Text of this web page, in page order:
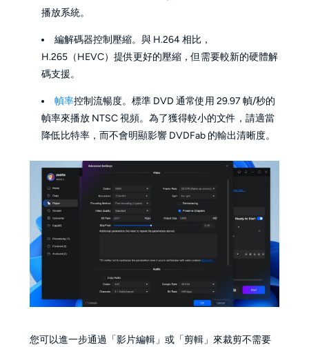
播放系統。
編解碼器控制壓縮。與 H.264 相比，
H.265（HEVC）提供更好的壓縮，但需要較新的硬體解
碼支援。
幀率控制流暢度。標準 DVD 通常使用 29.97 幀/秒的
幀率來播放 NTSC 視頻。為了獲得較小的文件，請適當
降低比特率，而不會明顯影響 DVDFab 的輸出清晰度。
您可以進一步通過「影片編輯」或「剪輯」來裁剪不需要